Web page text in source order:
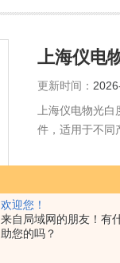
欢迎您！
来自局域网的朋友！有
助您的吗？
上海仪电
更新时间：
上海仪电物光
件，适用于不同